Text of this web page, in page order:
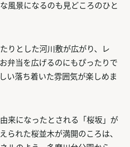
風景になるのも見どころのひと
りとした河川敷が広がり、レ
弁当を広げるのにもぴったりで
い落ち着いた雰囲気が楽しめま
来になったとされる「桜坂」が
られた桜並木が満開のころは、